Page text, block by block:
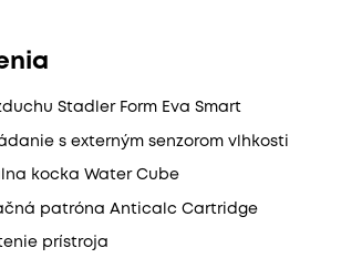
Stadler Form Eva Smart
s externým senzorom vlhkosti
kocka Water Cube
patróna Anticalc Cartridge
prístroja